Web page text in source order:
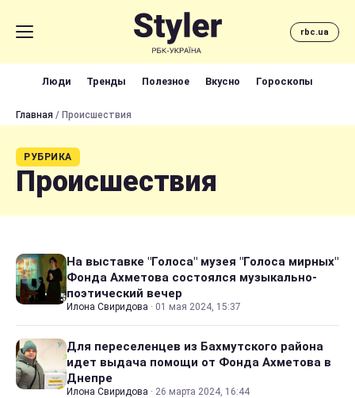
rbc.ua
Люди Тренды Полезное Вкусно Гороскопы
Главная / Происшествия
РУБРИКА
Происшествия
На выставке "Голоса" музея "Голоса мирных"
Фонда Ахметова состоялся музыкально-
поэтический вечер
Илона Свиридова · 01 мая 2024, 15:37
Для переселенцев из Бахмутского района
идет выдача помощи от Фонда Ахметова в
Днепре
Илона Свиридова · 26 марта 2024, 16:44